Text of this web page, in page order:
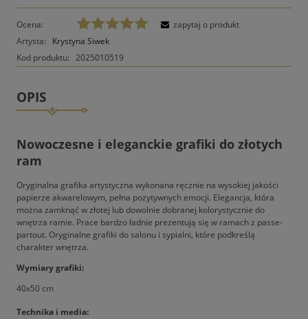
Ocena:
Artysta:
Krystyna Siwek
Kod produktu: 2025010519
zapytaj o produkt
OPIS
Nowoczesne i eleganckie grafiki do złotych
ram
Oryginalna grafika artystyczna wykonana ręcznie na wysokiej jakości
papierze akwarelowym, pełna pozytywnych emocji. Elegancja, która
można zamknąć w złotej lub dowolnie dobranej kolorystycznie do
wnętrza ramie. Prace bardzo ładnie prezentują się w ramach z passe-
partout. Oryginalne grafiki do salonu i sypialni, które podkreślą
charakter wnętrza.
Wymiary grafiki:
40x50 cm
Technika i media: